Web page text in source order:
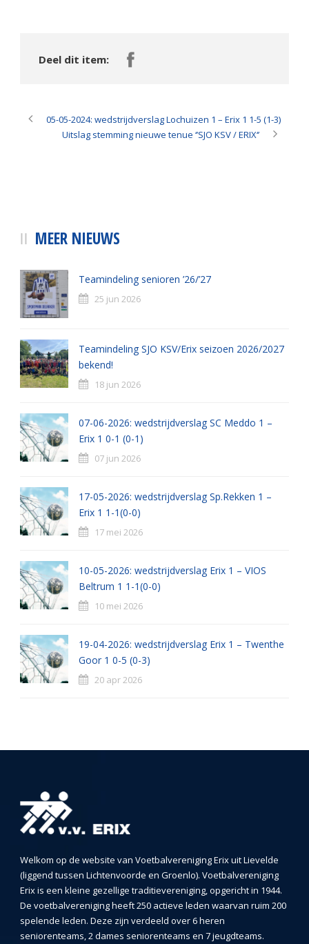
Deel dit item:
05-05-2024: wedstrijdverslag Lochuizen 1 – Erix 1 1-5 (1-3)
Uitslag stemming nieuwe tenue ‘’SJO KSV / ERIX‘’
MEER NIEUWS
Teamindeling senioren ’26/’27
25 jun 2026
Teamindeling SJO KSV/Erix seizoen 2026/2027
bekend!
18 jun 2026
07-06-2026: wedstrijdverslag SC Meddo 1 –
Erix 1 0-1 (0-1)
07 jun 2026
17-05-2026: wedstrijdverslag Sp.Rekken 1 –
Erix 1 1-1(0-0)
17 mei 2026
10-05-2026: wedstrijdverslag Erix 1 – VIOS
Beltrum 1 1-1(0-0)
10 mei 2026
19-04-2026: wedstrijdverslag Erix 1 – Twenthe
Goor 1 0-5 (0-3)
20 apr 2026
Welkom op de website van Voetbalvereniging Erix uit Lievelde
(liggend tussen Lichtenvoorde en Groenlo). Voetbalvereniging
Erix is een kleine gezellige traditievereniging, opgericht in 1944.
De voetbalvereniging heeft 250 actieve leden waarvan ruim 200
spelende leden. Deze zijn verdeeld over 6 heren
seniorenteams, 2 dames seniorenteams en 7 jeugdteams.